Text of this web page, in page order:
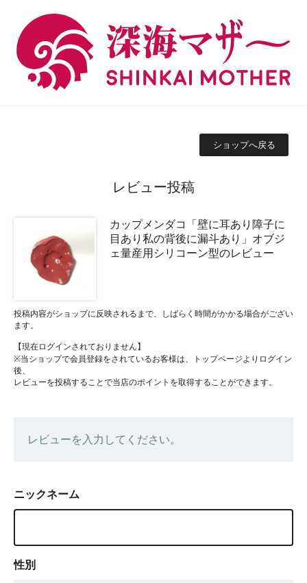
ショップへ戻る
レビュー投稿
カップメンダコ「壁に耳あり障子に
目あり私の背後に漏斗あり」オブジ
ェ量産用シリコーン型のレビュー
投稿内容がショップに反映されるまで、しばらく時間がかかる場合がござい
ます。
【現在ログインされておりません】
※当ショップで会員登録をされているお客様は、トップページよりログイン
後、
レビューを投稿することで当店のポイントを取得することができます。
レビューを入力してください。
ニックネーム
性別